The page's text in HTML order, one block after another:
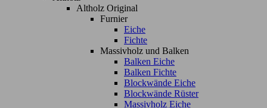
Altholz Original
Furnier
Eiche
Fichte
Massivholz und Balken
Balken Eiche
Balken Fichte
Blockwände Eiche
Blockwände Rüster
Massivholz Eiche